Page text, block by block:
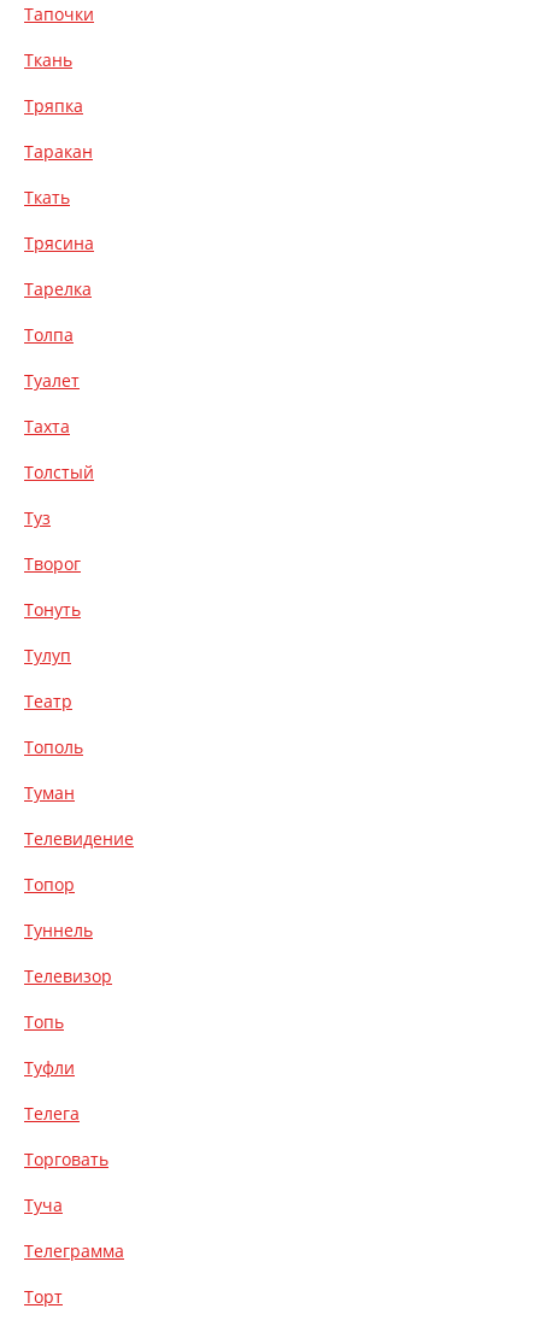
Тапочки
Ткань
Тряпка
Таракан
Ткать
Трясина
Тарелка
Толпа
Туалет
Тахта
Толстый
Туз
Творог
Тонуть
Тулуп
Театр
Тополь
Туман
Телевидение
Топор
Туннель
Телевизор
Топь
Туфли
Телега
Торговать
Туча
Телеграмма
Торт